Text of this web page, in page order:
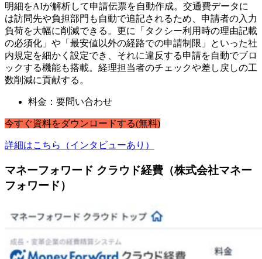
明細をAIが解析して申請伝票を自動作成。交通費データに
は訪問先や負担部門も自動で追記されるため、申請者の入力
負荷を大幅に削減できる。更に「タクシー利用時の理由記載
の必須化」や「最安値以外の経路での申請制限」といった社
内規定を細かく設定でき、それに違反する申請を自動でブロ
ックする機能も搭載。経理担当者のチェックや差し戻しの工
数削減に貢献する。
料金：要問い合わせ
今すぐ資料をダウンロードする(無料)
詳細はこちら（インタビューあり）
マネーフォワード クラウド経費（株式会社マネー
フォワード）